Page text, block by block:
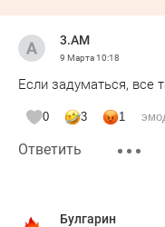
3.AM
9 Марта10:18
Если задуматься, все
0 3 1
Ответить
Булгарин